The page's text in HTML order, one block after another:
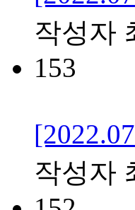
작성자
153
작성자